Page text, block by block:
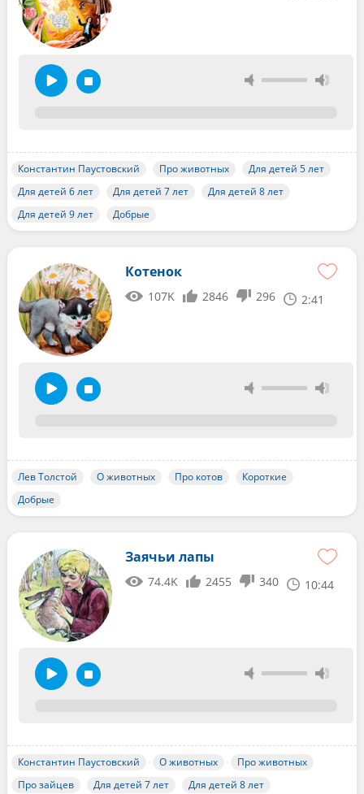
Константин Паустовский Про животных
Для детей 5 лет
Для детей 6 лет
Для детей 7 лет
Для детей 8 лет
Для детей 9 лет
Добрые
Котенок
107K 2846 296 2:41
Лев Толстой О животных Про котов
Короткие
Добрые
Заячьи лапы
74.4K 2455 340 10:44
Константин Паустовский О животных
Про животных
Про зайцев
Для детей 7 лет
Для детей 8 лет